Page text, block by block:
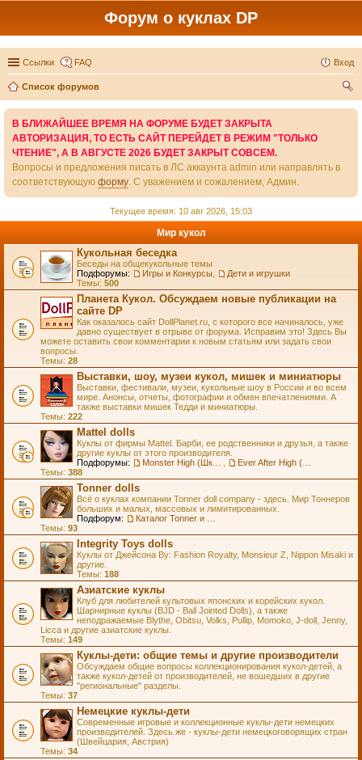
Форум о куклах DP
Ссылки FAQ Вход
Список форумов
В БЛИЖАЙШЕЕ ВРЕМЯ НА ФОРУМЕ БУДЕТ ЗАКРЫТА
АВТОРИЗАЦИЯ, ТО ЕСТЬ САЙТ ПЕРЕЙДЕТ В РЕЖИМ "ТОЛЬКО
ЧТЕНИЕ", А В АВГУСТЕ 2026 БУДЕТ ЗАКРЫТ СОВСЕМ.
Вопросы и предложения писать в ЛС аккаунта admin или направлять в
соответствующую форму. С уважением и сожалением, Админ.
Текущее время: 10 авг 2026, 15:03
Мир кукол
Кукольная беседка
Беседы на общекукольные темы
Подфорумы:
Игры и Конкурсы
Дети и игрушки
Темы: 500
Планета Кукол. Обсуждаем новые публикации на
сайте DP
Как оказалось сайт DollPlanet.ru, с которого все начиналось, уже
давно существует в отрыве от форума. Исправим это! Здесь Вы
можете оставить свои комментарии к новым статьям или задать свои
вопросы.
Темы: 28
Выставки, шоу, музеи кукол, мишек и миниатюры
Выставки, фестивали, музеи, кукольные шоу в России и во всем
мире. Анонсы, отчеты, фотографии и обмен впечатлениями. А
также выставки мишек Тедди и миниатюры.
Темы: 222
Mattel dolls
Куклы от фирмы Mattel. Барби, ее родственники и друзья, а также
другие куклы от этого производителя.
Подфорумы:
Темы: 388
Tonner dolls
Всё о куклах компании Tonner doll company - здесь. Мир Тоннеров
больших и малых, массовых и лимитированных.
Подфорум:
Темы: 93
Integrity Toys dolls
Куклы от Джейсона Ву: Fashion Royalty, Monsieur Z, Nippon Misaki и
другие.
Темы: 188
Азиатские куклы
Клуб для любителей культовых японских и корейских кукол.
Шарнирные куклы (BJD - Ball Jointed Dolls), а также
неподражаемые Blythe, Obitsu, Volks, Pullip, Momoko, J-doll, Jenny,
Licca и другие азиатские куклы.
Темы: 149
Куклы-дети: общие темы и другие производители
Обсуждаем общие вопросы коллекционирования кукол-детей, а
также кукол-детей от производителей, не вошедших в другие
"региональные" разделы.
Темы: 37
Немецкие куклы-дети
Современные игровые и коллекционные куклы-дети немецких
производителей. Здесь же - куклы-дети немецкоговорящих стран
(Швейцария, Австрия)
Темы: 34